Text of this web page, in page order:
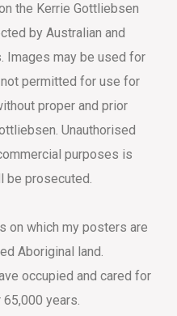
the Kerrie Gottliebsen
by Australian and
Images may be used for
permitted for use for
proper and prior
Unauthorised
purposes is
be prosecuted.
on which my posters are
Aboriginal land.
occupied and cared for
years.